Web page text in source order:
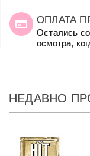
ОПЛАТА
Остались
осмотра,
НЕДАВНО